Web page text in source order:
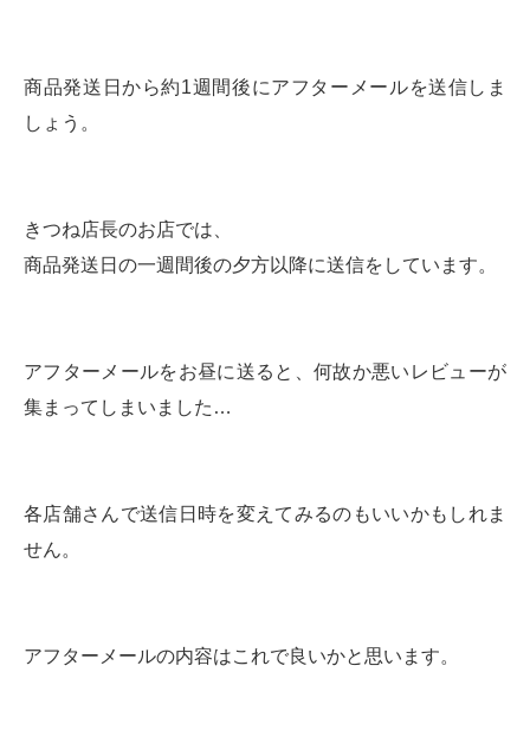
商品発送日から約1週間後にアフターメールを送信しま
しょう。
きつね店長のお店では、
商品発送日の一週間後の夕方以降に送信をしています。
アフターメールをお昼に送ると、何故か悪いレビューが
集まってしまいました…
各店舗さんで送信日時を変えてみるのもいいかもしれま
せん。
アフターメールの内容はこれで良いかと思います。